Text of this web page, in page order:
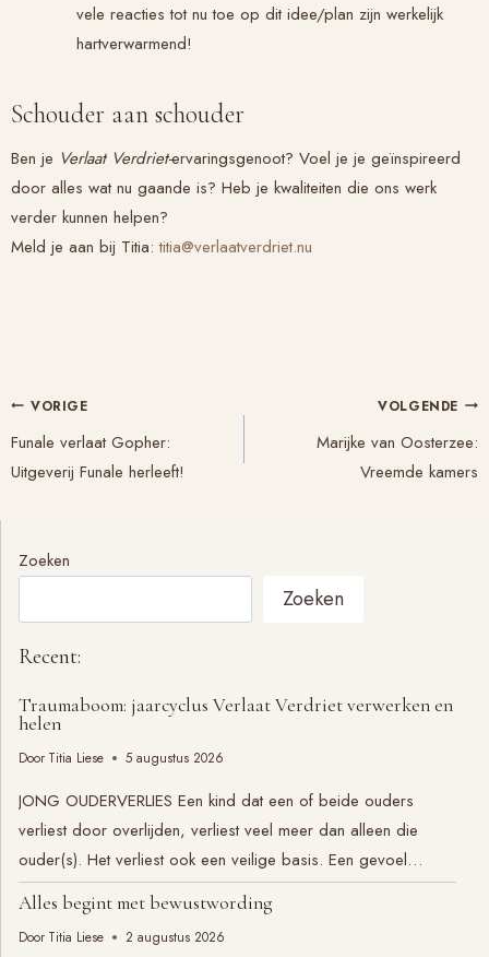
vele reacties tot nu toe op dit idee/plan zijn werkelijk
hartverwarmend!
Schouder aan schouder
Ben je Verlaat Verdriet-ervaringsgenoot? Voel je je geïnspireerd
door alles wat nu gaande is? Heb je kwaliteiten die ons werk
verder kunnen helpen?
Meld je aan bij Titia:titia@verlaatverdriet.nu
Bericht
navigatie
VORIGE
Funale verlaat Gopher:
Uitgeverij Funale herleeft!
VOLGENDE
Marijke van Oosterzee:
Vreemde kamers
Zoeken
Zoeken
Recent:
Traumaboom: jaarcyclus Verlaat Verdriet verwerken en
helen
Door Titia Liese 5 augustus 2026
JONG OUDERVERLIES Een kind dat een of beide ouders
verliest door overlijden, verliest veel meer dan alleen die
ouder(s). Het verliest ook een veilige basis. Een gevoel…
Alles begint met bewustwording
Door Titia Liese 2 augustus 2026